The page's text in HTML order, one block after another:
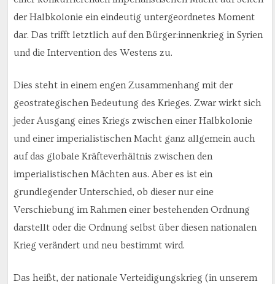
der Halbkolonie ein eindeutig untergeordnetes Moment
dar. Das trifft letztlich auf den Bürger:innenkrieg in Syrien
und die Intervention des Westens zu.
Dies steht in einem engen Zusammenhang mit der
geostrategischen Bedeutung des Krieges. Zwar wirkt sich
jeder Ausgang eines Kriegs zwischen einer Halbkolonie
und einer imperialistischen Macht ganz allgemein auch
auf das globale Kräfteverhältnis zwischen den
imperialistischen Mächten aus. Aber es ist ein
grundlegender Unterschied, ob dieser nur eine
Verschiebung im Rahmen einer bestehenden Ordnung
darstellt oder die Ordnung selbst über diesen nationalen
Krieg verändert und neu bestimmt wird.
Das heißt, der nationale Verteidigungskrieg (in unserem